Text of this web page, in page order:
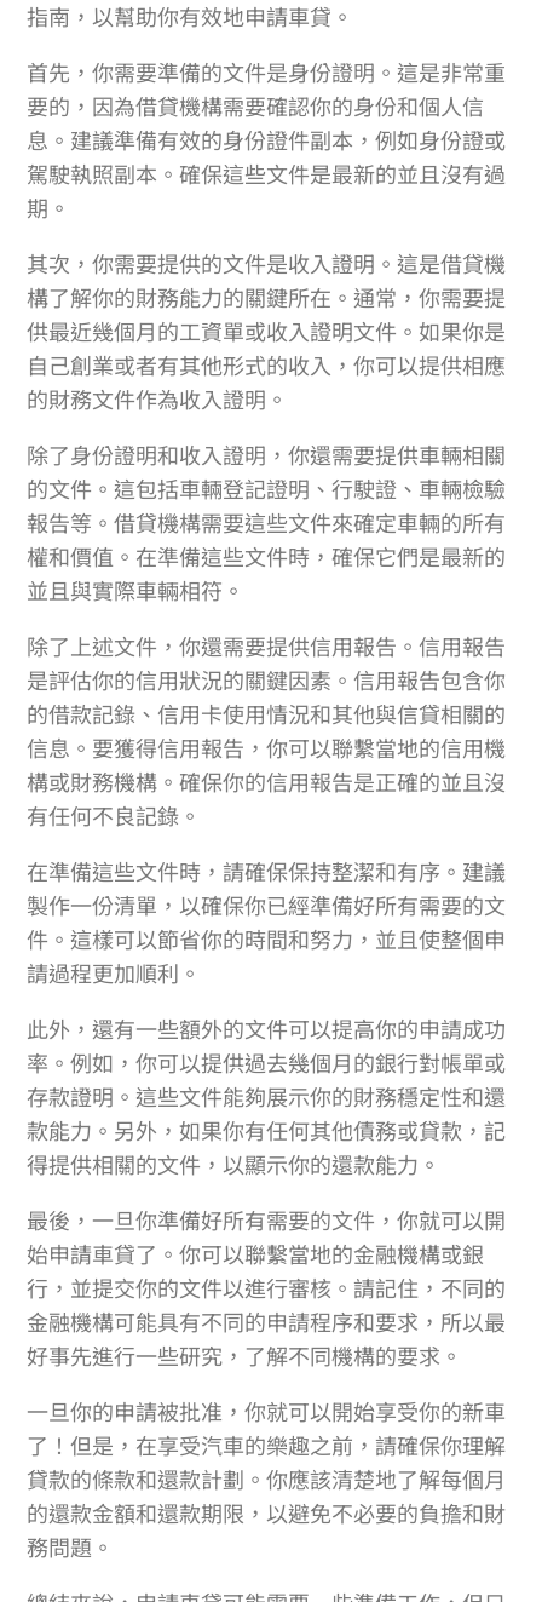
指南，以幫助你有效地申請車貸。
首先，你需要準備的文件是身份證明。這是非常重
要的，因為借貸機構需要確認你的身份和個人信
息。建議準備有效的身份證件副本，例如身份證或
駕駛執照副本。確保這些文件是最新的並且沒有過
期。
其次，你需要提供的文件是收入證明。這是借貸機
構了解你的財務能力的關鍵所在。通常，你需要提
供最近幾個月的工資單或收入證明文件。如果你是
自己創業或者有其他形式的收入，你可以提供相應
的財務文件作為收入證明。
除了身份證明和收入證明，你還需要提供車輛相關
的文件。這包括車輛登記證明、行駛證、車輛檢驗
報告等。借貸機構需要這些文件來確定車輛的所有
權和價值。在準備這些文件時，確保它們是最新的
並且與實際車輛相符。
除了上述文件，你還需要提供信用報告。信用報告
是評估你的信用狀況的關鍵因素。信用報告包含你
的借款記錄、信用卡使用情況和其他與信貸相關的
信息。要獲得信用報告，你可以聯繫當地的信用機
構或財務機構。確保你的信用報告是正確的並且沒
有任何不良記錄。
在準備這些文件時，請確保保持整潔和有序。建議
製作一份清單，以確保你已經準備好所有需要的文
件。這樣可以節省你的時間和努力，並且使整個申
請過程更加順利。
此外，還有一些額外的文件可以提高你的申請成功
率。例如，你可以提供過去幾個月的銀行對帳單或
存款證明。這些文件能夠展示你的財務穩定性和還
款能力。另外，如果你有任何其他債務或貸款，記
得提供相關的文件，以顯示你的還款能力。
最後，一旦你準備好所有需要的文件，你就可以開
始申請車貸了。你可以聯繫當地的金融機構或銀
行，並提交你的文件以進行審核。請記住，不同的
金融機構可能具有不同的申請程序和要求，所以最
好事先進行一些研究，了解不同機構的要求。
一旦你的申請被批准，你就可以開始享受你的新車
了！但是，在享受汽車的樂趣之前，請確保你理解
貸款的條款和還款計劃。你應該清楚地了解每個月
的還款金額和還款期限，以避免不必要的負擔和財
務問題。